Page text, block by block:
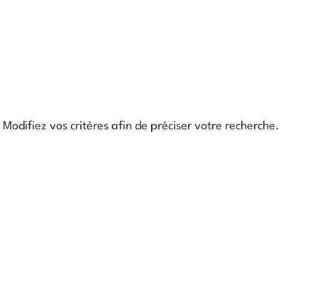
Modifiez vos critères afin de préciser votre recherche.